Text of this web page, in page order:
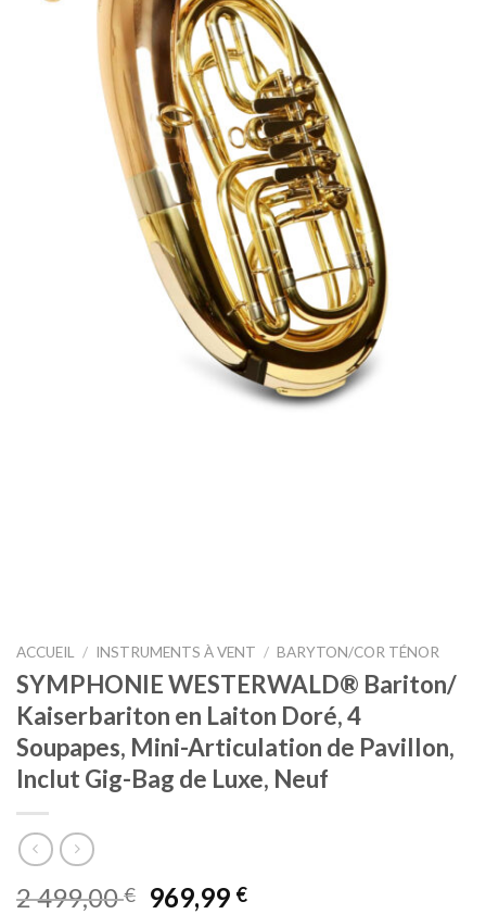
ACCUEIL / INSTRUMENTS À VENT / BARYTON/COR TÉNOR
SYMPHONIE WESTERWALD® Bariton/
Kaiserbariton en Laiton Doré, 4
Soupapes, Mini-Articulation de Pavillon,
Inclut Gig-Bag de Luxe, Neuf
2 499,00€
Le
969,99 €Le